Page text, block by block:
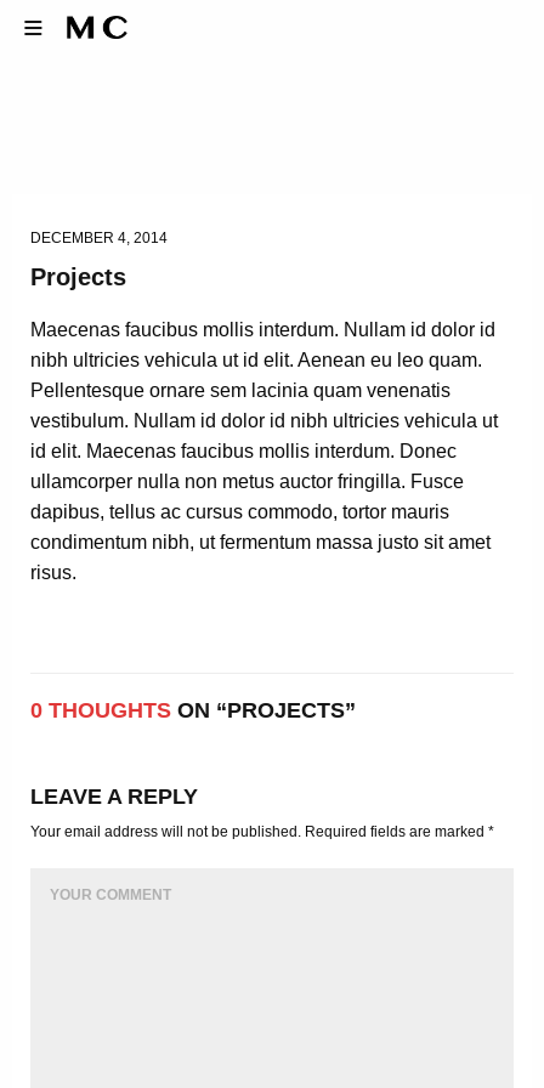
DECEMBER 4, 2014
Projects
Maecenas faucibus mollis interdum. Nullam id dolor id
nibh ultricies vehicula ut id elit. Aenean eu leo quam.
Pellentesque ornare sem lacinia quam venenatis
vestibulum. Nullam id dolor id nibh ultricies vehicula ut
id elit. Maecenas faucibus mollis interdum. Donec
ullamcorper nulla non metus auctor fringilla. Fusce
dapibus, tellus ac cursus commodo, tortor mauris
condimentum nibh, ut fermentum massa justo sit amet
risus.
0 THOUGHTS ON “PROJECTS”
LEAVE A REPLY
Your email address will not be published. Required fields are marked *